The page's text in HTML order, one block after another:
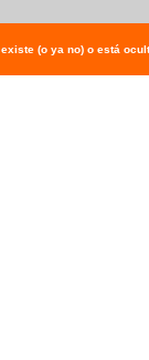
(o ya no) o está